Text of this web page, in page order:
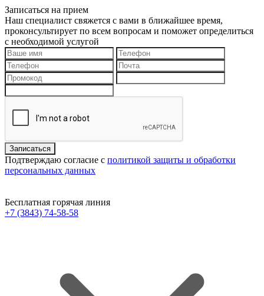
Записаться на прием
Наш специалист свяжется с вами в ближайшее время,
проконсультирует по всем вопросам и поможет определиться
с необходимой услугой
Подтверждаю согласие с политикой защиты и обработки
персональных данных
Бесплатная горячая линия
+7 (3843) 74-58-58